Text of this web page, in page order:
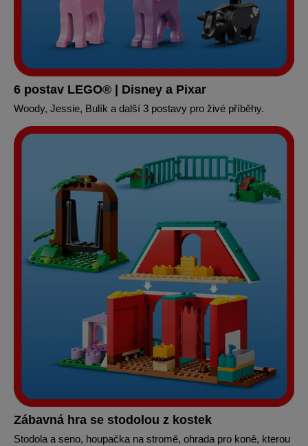
6 postav LEGO® | Disney a Pixar
Woody, Jessie, Bulík a další 3 postavy pro živé příběhy.
Zábavná hra se stodolou z kostek
Stodola a seno, houpačka na stromě, ohrada pro koně, kterou